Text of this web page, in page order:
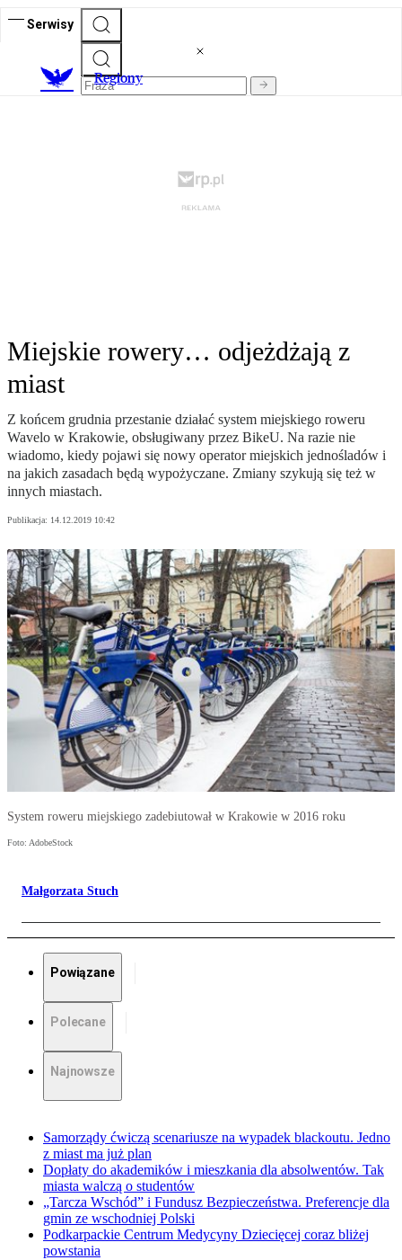
Serwisy
Regiony
Miejskie rowery… odjeżdżają z
miast
Z końcem grudnia przestanie działać system miejskiego roweru
Wavelo w Krakowie, obsługiwany przez BikeU. Na razie nie
wiadomo, kiedy pojawi się nowy operator miejskich jednośladów i
na jakich zasadach będą wypożyczane. Zmiany szykują się też w
innych miastach.
Publikacja: 14.12.2019 10:42
System roweru miejskiego zadebiutował w Krakowie w 2016 roku
Foto: AdobeStock
Małgorzata Stuch
Powiązane
Polecane
Najnowsze
Samorządy ćwiczą scenariusze na wypadek blackoutu. Jedno
z miast ma już plan
Dopłaty do akademików i mieszkania dla absolwentów. Tak
miasta walczą o studentów
„Tarcza Wschód” i Fundusz Bezpieczeństwa. Preferencje dla
gmin ze wschodniej Polski
Podkarpackie Centrum Medycyny Dziecięcej coraz bliżej
powstania